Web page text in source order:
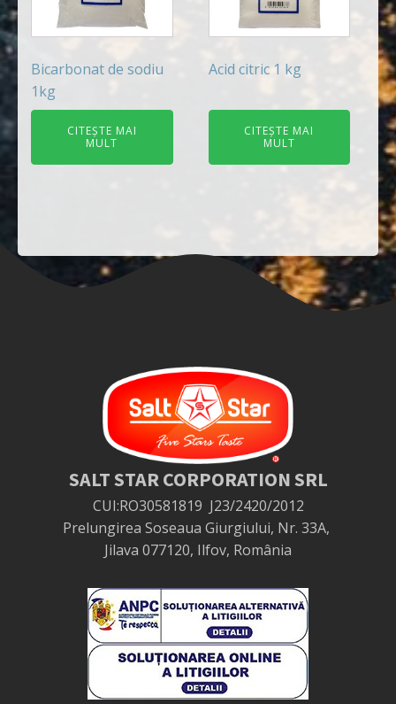
Bicarbonat de sodiu
1kg
CITEȘTE MAI
MULT
Acid citric 1 kg
CITEȘTE MAI
MULT
SALT STAR CORPORATION SRL
CUI:RO30581819 J23/2420/2012
Prelungirea Soseaua Giurgiului, Nr. 33A,
Jilava 077120, Ilfov, România